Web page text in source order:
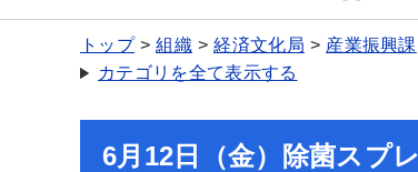
トップ 組織 経済文化局
産業振興課
カテゴリを全て表示する
6月12日（金）除菌スプ